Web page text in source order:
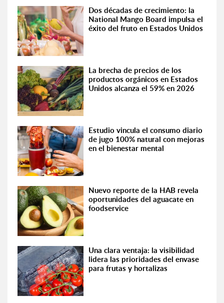
Dos décadas de crecimiento: la
National Mango Board impulsa el
éxito del fruto en Estados Unidos
La brecha de precios de los
productos orgánicos en Estados
Unidos alcanza el 59% en 2026
Estudio vincula el consumo diario
de jugo 100% natural con mejoras
en el bienestar mental
Nuevo reporte de la HAB revela
oportunidades del aguacate en
foodservice
Una clara ventaja: la visibilidad
lidera las prioridades del envase
para frutas y hortalizas